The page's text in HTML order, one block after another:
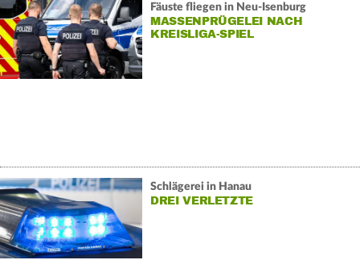
Fäuste fliegen in Neu-Isenburg
MASSENPRÜGELEI NACH
KREISLIGA-SPIEL
Schlägerei in Hanau
DREI VERLETZTE